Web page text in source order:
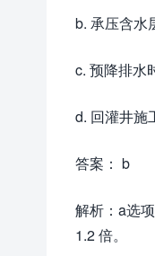
b. 承压含水
c. 预降排水
d. 回灌井施
答案： b
解析：a选
1.2 倍。